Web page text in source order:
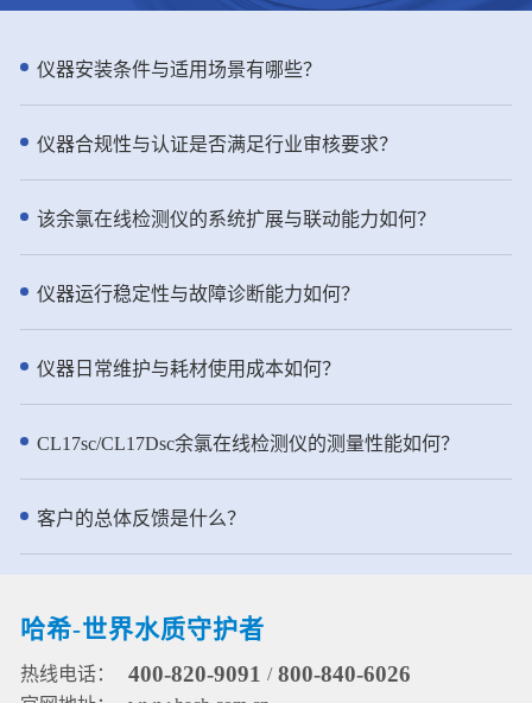
NH6000sc 提供可靠的测量，具备
自动校准、验证和清洁功能。通过
线数据和实验室数据之间的一致
性。预测性诊断和支持性维护工作
坚固且轻便的集成过滤选项 集成
FX610 过滤系统和更坚固的 FX620
和流量检测功能。这些功能确保了
可靠的性能和减少的操作接触点。
行情况确保测量数据稳定可靠。 ●
半年一次维护，省时省力
维护频率减少到每年仅两次。该仪
器以效率为核心设计，流线型结构
标准清洁模式下，试剂的更换时间
可延长至半年一次。
子等行业标配监测设备。 用数据保
障系统安全，用专业降低运行成本
测定仪，更稳、更准、更省钱。
极间产生电流回路，在恒定条件
比。 ● 浊度测量：水样进入浊度腔
体，探测头发射一束光垂直射入水
样，当光线遇到水样中的悬浮颗粒
而产生散射，浸没在水中的光电检
测器检测到与入射光中心线成90°方
向的散射光，散射光强与水样的浊
度成正比，从而通过检测90°的散射
光强实现浊度测量。水样进入浊度
仪先要流经气泡捕集器的层层折流
板，进入浊度测量腔体然后从溢流
口溢出进入排水管道。该去泡系统
使水样中的气泡被吸附到折流系统
的各个表面，或者随着水缓慢流动
上升到水面并释放到大气中。 ● pH
测量：pH电极由两部分组成：指示
电极和参比电极。pH测量是通过测
量指示和参比电极之间的电位来实
现的。pH电极在接触溶液时，其玻
璃膜上会形成一随pH变化而变化的
电势，且该电势需另一个恒定的电
势来进行比较。参比电极就是用来
水样温度进行pH测量值补偿。 ●
行电子吸收或释放完成，参比电极
标方法GB 11893-89以及哈希总磷
果的准确性和可靠性。 - 应用行
业： 总磷在线监测仪用于污染源监
测（包括市政污水进口、排口；工
业污水排口）；工业过程用水监
测；地表水监测；养殖尾水监测，
近岸海域监测等多种场合。 - 仪器
特点： ● 创新技术：传承NT6800
总氮水质在线自动监测仪实用新型
专利，采用了两项实用新型专利技
术，进一步强化了其水质分析的准
确性和可靠性。①第一项专利是用
于水质分析的消解加热装置(专利申
请号：2021230394898)，它为消解
单元提供了高效且稳定的加热环
境。②第二项专利涉及用于水质分
析的消解管、相关的加热装置及组
件(专利申请号：2021230394949)
为消解单元提供可靠保障，确保了
阀的一体化流路设计，确保精准进
料易于配制。 ● 一键清洗：便捷的
仪器安装条件与适用场景有哪些？
仪器合规性与认证是否满足行业审核要求？
该余氯在线检测仪的系统扩展与联动能力如何？
仪器运行稳定性与故障诊断能力如何？
仪器日常维护与耗材使用成本如何？
CL17sc/CL17Dsc余氯在线检测仪的测量性能如何？
客户的总体反馈是什么？
哈希-世界水质守护者
热线电话： 400-820-9091 / 800-840-6026